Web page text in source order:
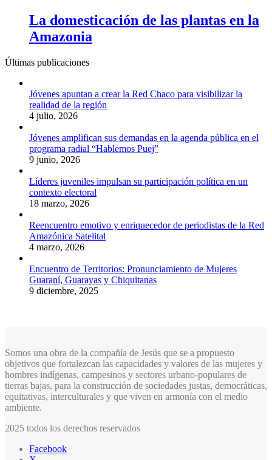
La domesticación de las plantas en la
Amazonia
Últimas publicaciones
Jóvenes apuntan a crear la Red Chaco para visibilizar la
realidad de la región
4 julio, 2026
Jóvenes amplifican sus demandas en la agenda pública en el
programa radial “Hablemos Puej”
9 junio, 2026
Líderes juveniles impulsan su participación política en un
contexto electoral
18 marzo, 2026
Reencuentro emotivo y enriquecedor de periodistas de la Red
Amazónica Satelital
4 marzo, 2026
Encuentro de Territorios: Pronunciamiento de Mujeres
Guaraní, Guarayas y Chiquitanas
9 diciembre, 2025
Somos una obra de la compañía de Jesús que se a propuesto
objetivos que fortalezcan las capacidades y valores de las mujeres y
hombres indígenas, campesinos y sectores urbano-populares de
tierras bajas, para la construcción de sociedades justas, democráticas,
equitativas, interculturales y que viven en armonía con el medio
ambiente.
2025 todos los derechos reservados
Facebook